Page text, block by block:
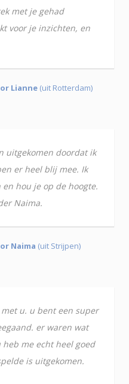
met je gehad
voor je inzichten, en
Lianne (uit Rotterdam)
uitgekomen doordat ik
er heel blij mee. Ik
hou je op de hoogte.
Naima.
Naima (uit Strijpen)
u. u bent een super
er waren wat
me echt heel goed
is uitgekomen.